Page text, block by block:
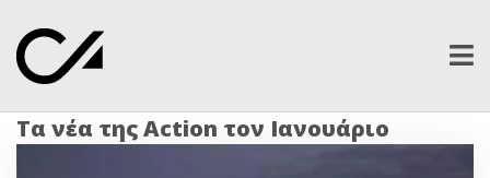
Τα νέα της Action τον Ιανουάριο